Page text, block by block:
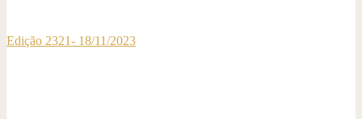
Edição 2321- 18/11/2023